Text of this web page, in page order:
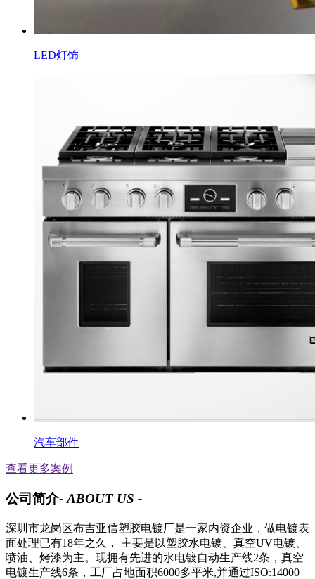
LED灯饰
汽车部件
查看更多案例
公司简介- ABOUT US -
深圳市龙岗区布吉亚信塑胶电镀厂是一家内资企业，做电镀表
面处理已有18年之久， 主要是以塑胶水电镀、真空UV电镀、
喷油、烤漆为主。现拥有先进的水电镀自动生产线2条，真空
电镀生产线6条，工厂占地面积6000多平米,并通过ISO:14000